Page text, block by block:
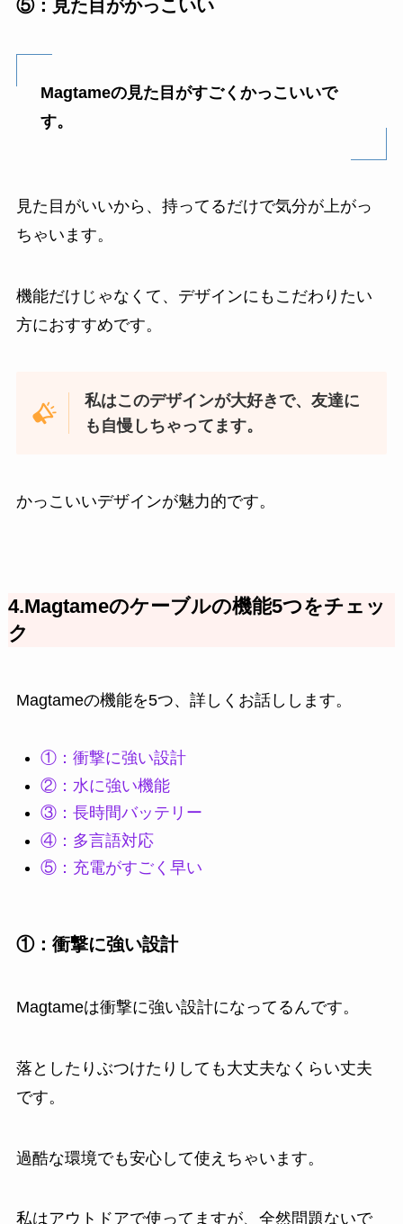
⑤：見た目がかっこいい
Magtameの見た目がすごくかっこいいで
す。
見た目がいいから、持ってるだけで気分が上がっ
ちゃいます。
機能だけじゃなくて、デザインにもこだわりたい
方におすすめです。
私はこのデザインが大好きで、友達に
も自慢しちゃってます。
かっこいいデザインが魅力的です。
4.Magtameのケーブルの機能5つをチェッ
ク
Magtameの機能を5つ、詳しくお話しします。
①：衝撃に強い設計
②：水に強い機能
③：長時間バッテリー
④：多言語対応
⑤：充電がすごく早い
①：衝撃に強い設計
Magtameは衝撃に強い設計になってるんです。
落としたりぶつけたりしても大丈夫なくらい丈夫
です。
過酷な環境でも安心して使えちゃいます。
私はアウトドアで使ってますが、全然問題ないで